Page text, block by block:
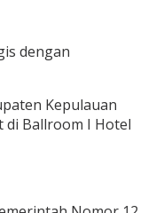
dengan
Kepulauan
di Ballroom I Hotel